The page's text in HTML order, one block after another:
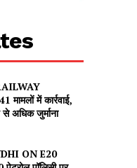
में कार्रवाई,
अधिक जुर्माना
ON E20